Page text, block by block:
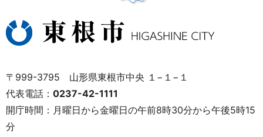
〒999-3795 山形県東根市中央 １−１−１
代表電話： 0237-42-1111
開庁時間：月曜日から金曜日の午前8時30分から午後5時15
分